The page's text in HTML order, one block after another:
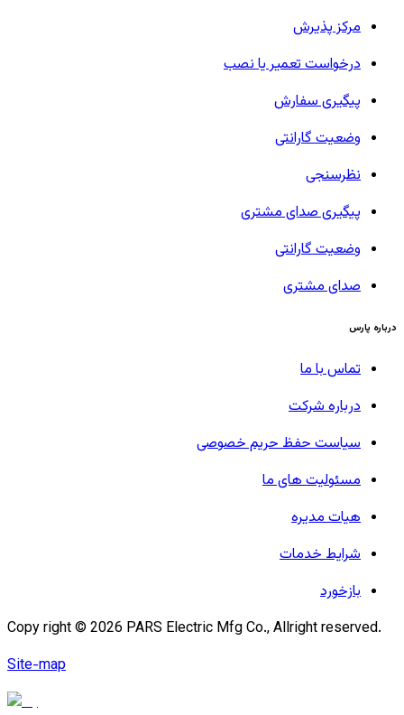
مرکز پذیرش
درخواست تعمیر یا نصب
پیگیری سفارش
وضعیت گارانتی
نظرسنجی
پیگیری صدای مشتری
وضعیت گارانتی
صدای مشتری
درباره پارس
تماس با ما
درباره شرکت
سیاست حفظ حریم خصوصی
مسئولیت های ما
هیات مدیره
شرایط خدمات
بازخورد
Copy right © 2026 PARS Electric Mfg Co., Allright reserved.
Site-map